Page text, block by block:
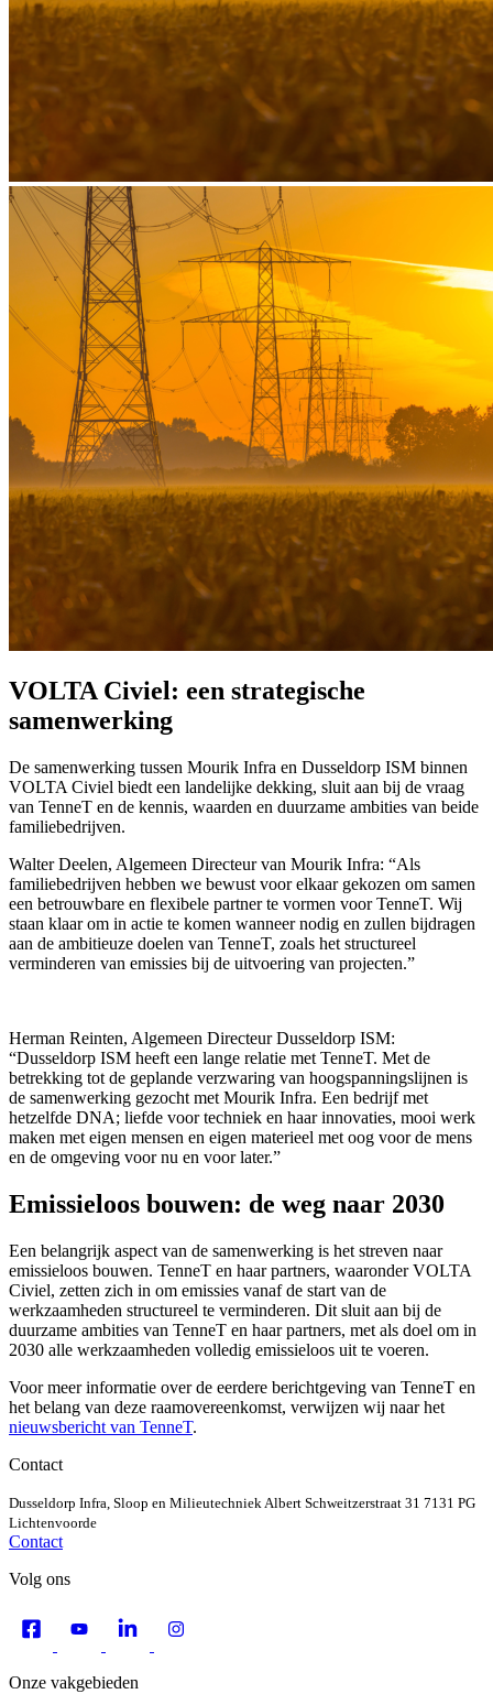
VOLTA Civiel: een strategische
samenwerking
De samenwerking tussen Mourik Infra en Dusseldorp ISM binnen
VOLTA Civiel biedt een landelijke dekking, sluit aan bij de vraag
van TenneT en de kennis, waarden en duurzame ambities van beide
familiebedrijven.
Walter Deelen, Algemeen Directeur van Mourik Infra: “Als
familiebedrijven hebben we bewust voor elkaar gekozen om samen
een betrouwbare en flexibele partner te vormen voor TenneT. Wij
staan klaar om in actie te komen wanneer nodig en zullen bijdragen
aan de ambitieuze doelen van TenneT, zoals het structureel
verminderen van emissies bij de uitvoering van projecten.”
Herman Reinten, Algemeen Directeur Dusseldorp ISM:
“Dusseldorp ISM heeft een lange relatie met TenneT. Met de
betrekking tot de geplande verzwaring van hoogspanningslijnen is
de samenwerking gezocht met Mourik Infra. Een bedrijf met
hetzelfde DNA; liefde voor techniek en haar innovaties, mooi werk
maken met eigen mensen en eigen materieel met oog voor de mens
en de omgeving voor nu en voor later.”
Emissieloos bouwen: de weg naar 2030
Een belangrijk aspect van de samenwerking is het streven naar
emissieloos bouwen. TenneT en haar partners, waaronder VOLTA
Civiel, zetten zich in om emissies vanaf de start van de
werkzaamheden structureel te verminderen. Dit sluit aan bij de
duurzame ambities van TenneT en haar partners, met als doel om in
2030 alle werkzaamheden volledig emissieloos uit te voeren.
Voor meer informatie over de eerdere berichtgeving van TenneT en
het belang van deze raamovereenkomst, verwijzen wij naar het
nieuwsbericht van TenneT.
Contact
Dusseldorp Infra, Sloop en MilieutechniekAlbert Schweitzerstraat 31 7131 PG
Lichtenvoorde
Contact
Volg ons
Onze vakgebieden